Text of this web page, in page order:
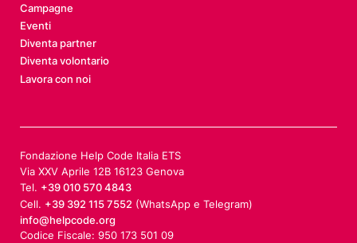
Campagne
Eventi
Diventa partner
Diventa volontario
Lavora con noi
Fondazione Help Code Italia ETS
Via XXV Aprile 12B 16123 Genova
Tel. +39 010 570 4843
Cell. +39 392 115 7552 (WhatsApp e Telegram)
info@helpcode.org
Codice Fiscale: 950 173 501 09